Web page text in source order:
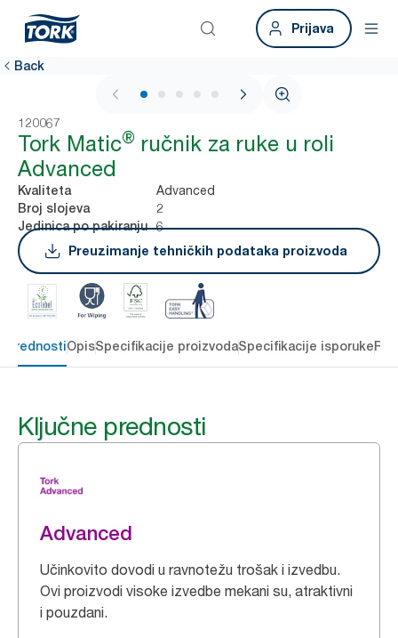
Prijava
Back
1 / 5
120067
Tork Matic® ručnik za ruke u roli
Advanced
Kvaliteta Advanced
Broj slojeva 2
Jedinica po pakiranju
6
Preuzimanje tehničkih podataka proizvoda
prednostiOpisSpecifikacije proizvodaSpecifikacije isporuke
Ključne prednosti
Advanced
Učinkovito dovodi u ravnotežu trošak i izvedbu.
Ovi proizvodi visoke izvedbe mekani su, atraktivni
i pouzdani.